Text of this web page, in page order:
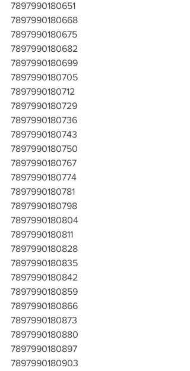
7897990180651
7897990180668
7897990180675
7897990180682
7897990180699
7897990180705
7897990180712
7897990180729
7897990180736
7897990180743
7897990180750
7897990180767
7897990180774
7897990180781
7897990180798
7897990180804
7897990180811
7897990180828
7897990180835
7897990180842
7897990180859
7897990180866
7897990180873
7897990180880
7897990180897
7897990180903